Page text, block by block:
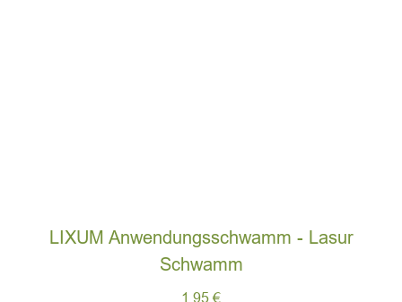
LIXUM Anwendungsschwamm - Lasur
Schwamm
1,95 €